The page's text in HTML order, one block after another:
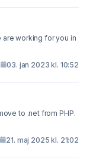
working for you in
03. jan 2023 kl. 10:52
to .net from PHP.
21. maj 2025 kl. 21:02